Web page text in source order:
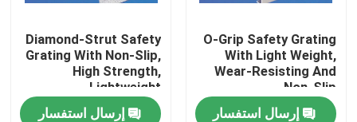
جولة في المصنع
مراقبة الجودة
O-Grip Safety Grating
With Light Weight,
Wear-Resisting And
Non-Slip
إرسال استفسار
Diamond-Strut Safety
Grating With Non-Slip,
High Strength,
Lightweight
إرسال استفسار